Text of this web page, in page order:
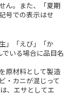
ん。また、「夏期
号での表示はせ
」「えび」「か
いる場合に品目名
原材料として製造
・カニが混じって
、エサとしてエ